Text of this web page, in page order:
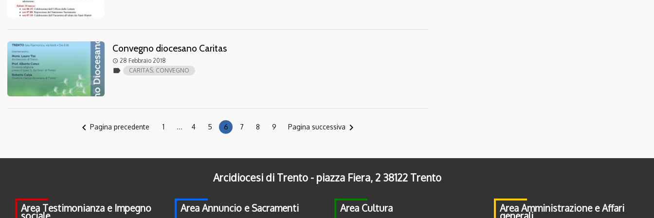
Convegno diocesano Caritas
access_time 28 Febbraio 2018
label CARITAS; CONVEGNO
navigate_before Pagina precedente 1 ... 4 5 6 7 8 9 Pagina successiva navigate_next
Arcidiocesi di Trento - piazza Fiera, 2 38122 Trento
Area Testimonianza e Impegno Area Annuncio e Sacramenti Area Cultura Area Amministrazione e Affari